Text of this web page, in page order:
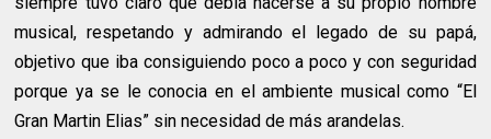
musical, respetando y admirando el legado de su papá,
objetivo que iba consiguiendo poco a poco y con seguridad
porque ya se le conocia en el ambiente musical como “El
Gran Martin Elias” sin necesidad de más arandelas.